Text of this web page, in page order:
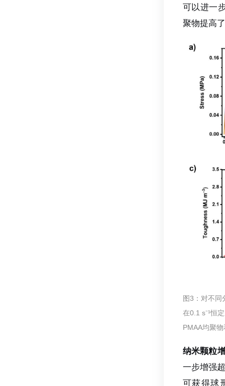
可以进一
聚物提高
图3：对不
在0.1 s⁻¹恒
PMAA均聚
纳米颗粒
一步增强
可获得球